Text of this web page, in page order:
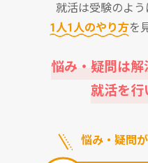
就活は受験のよう
1⼈1⼈のやり⽅を
悩み・疑問は解
就活を⾏
悩み・疑問